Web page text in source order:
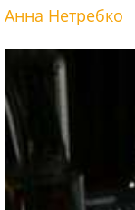
Анна Нетребко